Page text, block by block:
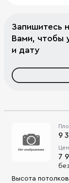
Запишитесь
Вами, чтобы
и дату
9
7
Высота потолков - 13 м, высота до ферм –